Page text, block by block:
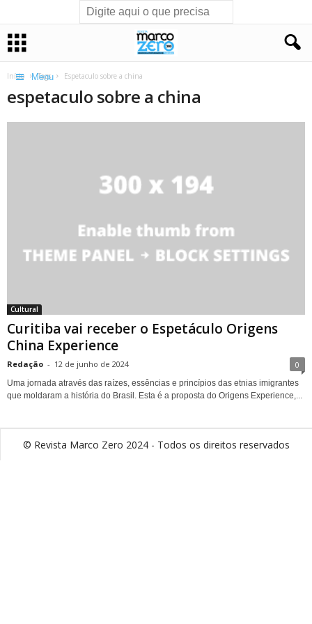
Menu
Início Tags Espetaculo sobre a china
espetaculo sobre a china
Cultural
Curitiba vai receber o Espetáculo Origens
China Experience
Redação - 12 de junho de 2024 0
Uma jornada através das raízes, essências e princípios das etnias imigrantes
que moldaram a história do Brasil. Esta é a proposta do Origens Experience,...
© Revista Marco Zero 2024 - Todos os direitos reservados